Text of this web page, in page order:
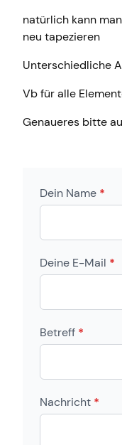
natürlich kann
neu tapezieren
Unterschiedliche
Vb für alle
Genaueres bitte
Dein Name *
Deine E-Mail *
Betreff *
Nachricht *